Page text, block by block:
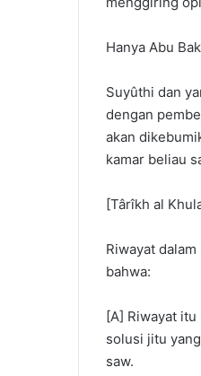
Hanya Abu
Suyûthi dan
dengan
akan
kamar beliau
[Târîkh al
Riwayat
bahwa:
[A] Riwayat
solusi jitu
saw.